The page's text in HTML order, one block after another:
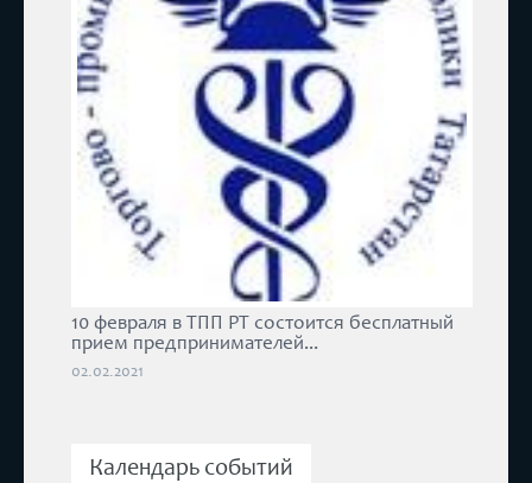
10 февраля в ТПП РТ состоится бесплатный
прием предпринимателей...
02.02.2021
Календарь событий